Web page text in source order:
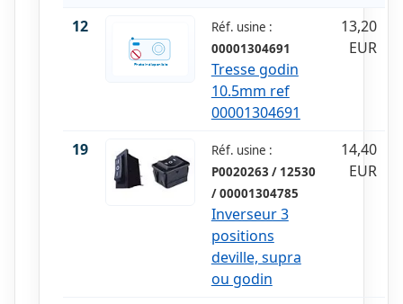
12
Réf. usine :
00001304691
Tresse godin
10.5mm ref
00001304691
13,20
EUR
19
Réf. usine :
P0020263 / 12530
/ 00001304785
Inverseur 3
positions
deville, supra
ou godin
14,40
EUR